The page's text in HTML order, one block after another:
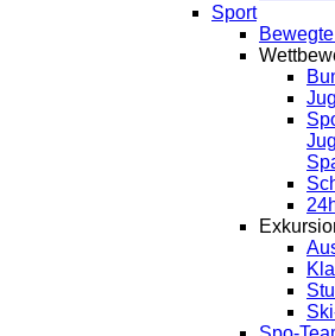
Sport